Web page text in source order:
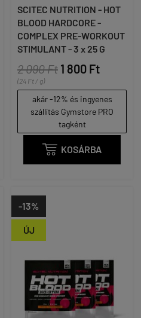
SCITEC NUTRITION - HOT
BLOOD HARDCORE -
COMPLEX PRE-WORKOUT
STIMULANT - 3 x 25 G
2 090 Ft 1 800 Ft
(24 Ft / g)
akár -12% és ingyenes
szállítás Gymstore PRO
tagként
 KOSÁRBA
ÚJ
-13%